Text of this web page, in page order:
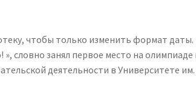
чтобы только изменить формат даты.
словно занял первое место на олимпиаде
деятельности в Университете им.